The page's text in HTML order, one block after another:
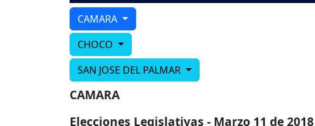
CAMARA
CHOCO
SAN JOSE DEL PALMAR
CAMARA
Elecciones Legislativas - Marzo 11 de 2018